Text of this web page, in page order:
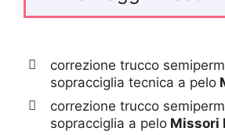
correzione trucco
sopracciglia tecnica a pelo
correzione trucco
sopracciglia a pelo Missori